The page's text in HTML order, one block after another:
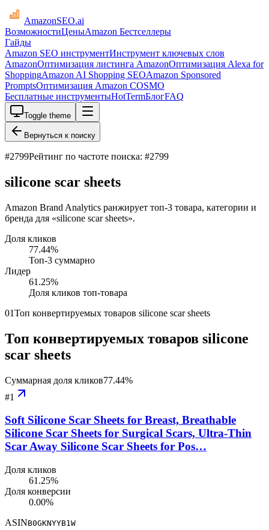
AmazonSEO.ai
ВозможностиЦеныAmazon Бестселлеры
Гайды
Amazon SEO инструментИнструмент ключевых слов
AmazonОптимизация листинга AmazonОптимизация Alexa for
ShoppingAmazon AI Shopping SEOAmazon Sponsored
PromptsОптимизация Amazon COSMO
Бесплатные инструментыHotTermБлогFAQ
Toggle theme
Вернуться к поиску
#2799Рейтинг по частоте поиска: #2799
silicone scar sheets
Amazon Brand Analytics ранжирует топ-3 товара, категории и
бренда для «silicone scar sheets».
Доля кликов
77.44%
Топ-3 суммарно
Лидер
61.25%
Доля кликов топ-товара
01Топ конвертируемых товаров silicone scar sheets
Топ конвертируемых товаров silicone
scar sheets
Суммарная доля кликов77.44%
#1
Soft Silicone Scar Sheets for Breast, Breathable
Silicone Scar Sheets for Surgical Scars, Ultra-Thin
Scar Away Silicone Scar Sheets for Pos…
Доля кликов
61.25%
Доля конверсии
0.00%
ASINB0GKNYYB1W